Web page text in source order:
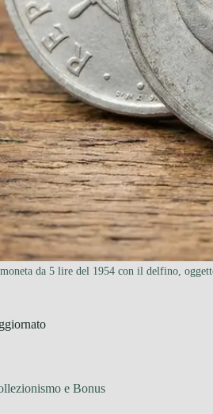
da 5 lire del 1954 con il delfino,
e Bonus